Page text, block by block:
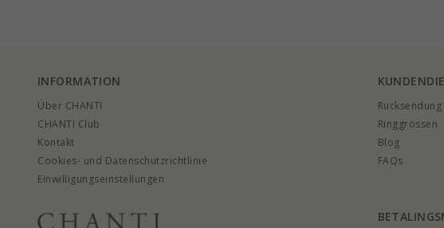
INFORMATION
Über CHANTI
CHANTI Club
Kontakt
Cookies- und Datenschutzrichtlinie
Einwilligungseinstellungen
Rucksendung
Ringgrössen
Blog
FAQs